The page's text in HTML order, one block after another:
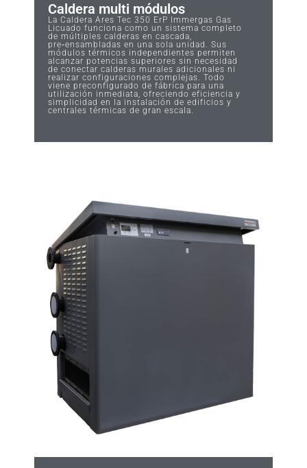
Caldera multi módulos
La Caldera Ares Tec 350 ErP Immergas Gas
Licuado funciona como un sistema completo
de múltiples calderas en cascada,
pre‑ensambladas en una sola unidad. Sus
módulos térmicos independientes permiten
alcanzar potencias superiores sin necesidad
de conectar calderas murales adicionales ni
realizar configuraciones complejas. Todo
viene preconfigurado de fábrica para una
utilización inmediata, ofreciendo eficiencia y
simplicidad en la instalación de edificios y
centrales térmicas de gran escala.